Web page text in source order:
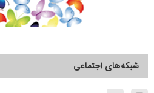
شبکه‌های اجتماعی